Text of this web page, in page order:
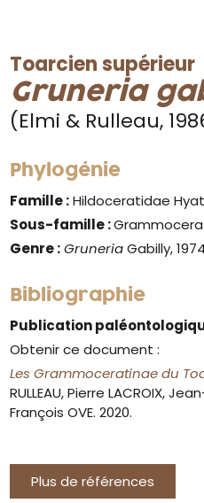
Toarcien supérieur
Gruneria
(Elmi & Rulleau,
Phylogénie
Famille :Hildoceratidae
Sous-famille :
Genre : GruneriaGabilly, 1974
Bibliographie
Publication
Obtenir ce document :
Les Grammoceratinae du
RULLEAU, Pierre LACROIX,
François OVE. 2020.
Plus de références